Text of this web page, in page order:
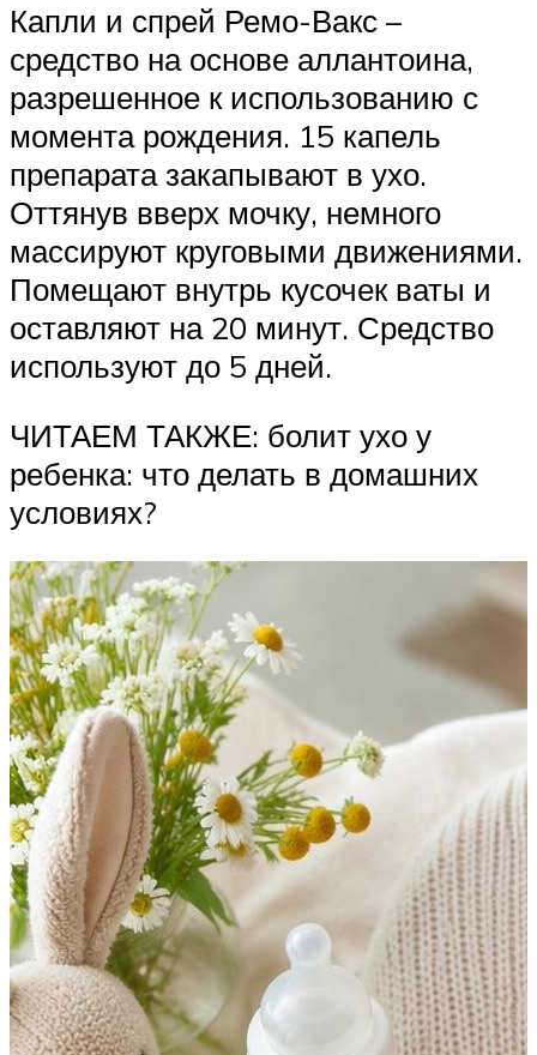
Капли и спрей Ремо-Вакс –
средство на основе аллантоина,
разрешенное к использованию с
момента рождения. 15 капель
препарата закапывают в ухо.
Оттянув вверх мочку, немного
массируют круговыми движениями.
Помещают внутрь кусочек ваты и
оставляют на 20 минут. Средство
используют до 5 дней.
ЧИТАЕМ ТАКЖЕ: болит ухо у
ребенка: что делать в домашних
условиях?